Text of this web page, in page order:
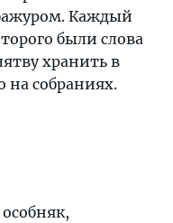
Каждый
были слова
хранить в
на собраниях.